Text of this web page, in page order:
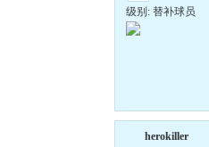
级别: 替补球员
herokiller